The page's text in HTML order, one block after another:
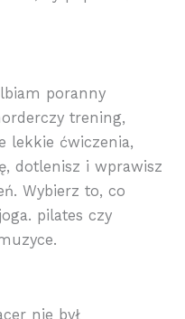
poranny
trening,
lekkie ćwiczenia,
dotlenisz i wprawisz
Wybierz to, co
pilates czy
nie był